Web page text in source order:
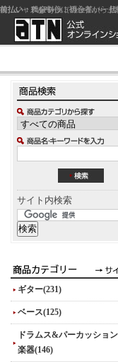
ジャズを中心に初心者から
サイト内検索
ギター(231)
ベース(125)
ドラムス&パーカッショ
楽器(146)
前払い：クレジットカード（一
後払い：代金引換（現金払い・
前払い：PayPay